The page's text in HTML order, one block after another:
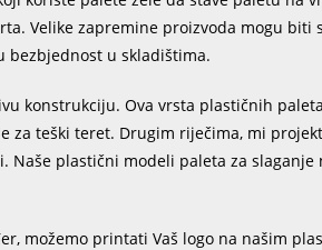
Velike zapremine proizvoda mogu
bezbjednost u skladištima.
konstrukciju. Ova vrsta plastičnih
teški teret. Drugim riječima, mi
plastični modeli paleta za
možemo printati Vaš logo na našim